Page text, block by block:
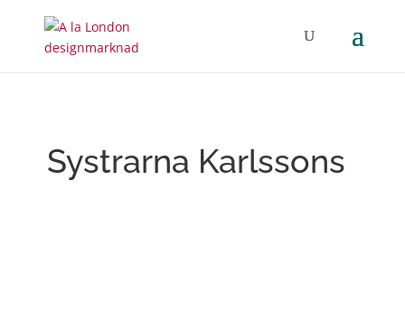
Systrarna Karlssons